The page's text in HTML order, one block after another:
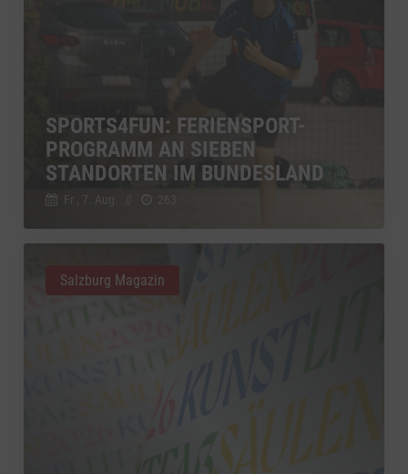
SPORTS4FUN: FERIENSPORT-
PROGRAMM AN SIEBEN
STANDORTEN IM BUNDESLAND
Fr., 7. Aug. 263
Salzburg Magazin